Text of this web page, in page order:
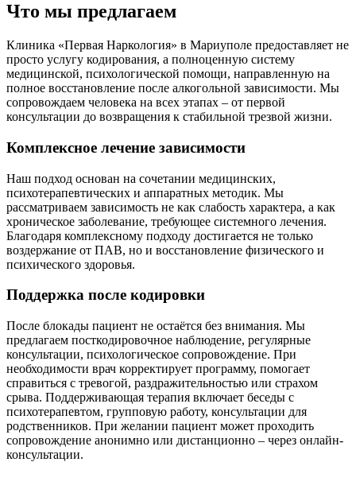
Что мы предлагаем
Клиника «Первая Наркология» в Мариуполе предоставляет не
просто услугу кодирования, а полноценную систему
медицинской, психологической помощи, направленную на
полное восстановление после алкогольной зависимости. Мы
сопровождаем человека на всех этапах – от первой
консультации до возвращения к стабильной трезвой жизни.
Комплексное лечение зависимости
Наш подход основан на сочетании медицинских,
психотерапевтических и аппаратных методик. Мы
рассматриваем зависимость не как слабость характера, а как
хроническое заболевание, требующее системного лечения.
Благодаря комплексному подходу достигается не только
воздержание от ПАВ, но и восстановление физического и
психического здоровья.
Поддержка после кодировки
После блокады пациент не остаётся без внимания. Мы
предлагаем посткодировочное наблюдение, регулярные
консультации, психологическое сопровождение. При
необходимости врач корректирует программу, помогает
справиться с тревогой, раздражительностью или страхом
срыва. Поддерживающая терапия включает беседы с
психотерапевтом, групповую работу, консультации для
родственников. При желании пациент может проходить
сопровождение анонимно или дистанционно – через онлайн-
консультации.